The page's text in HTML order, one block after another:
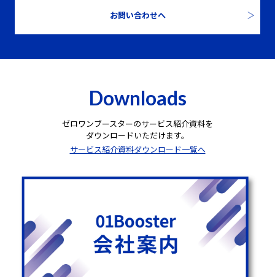
お問い合わせへ
Downloads
ゼロワンブースターのサービス紹介資料を
ダウンロードいただけます。
サービス紹介資料ダウンロード一覧へ